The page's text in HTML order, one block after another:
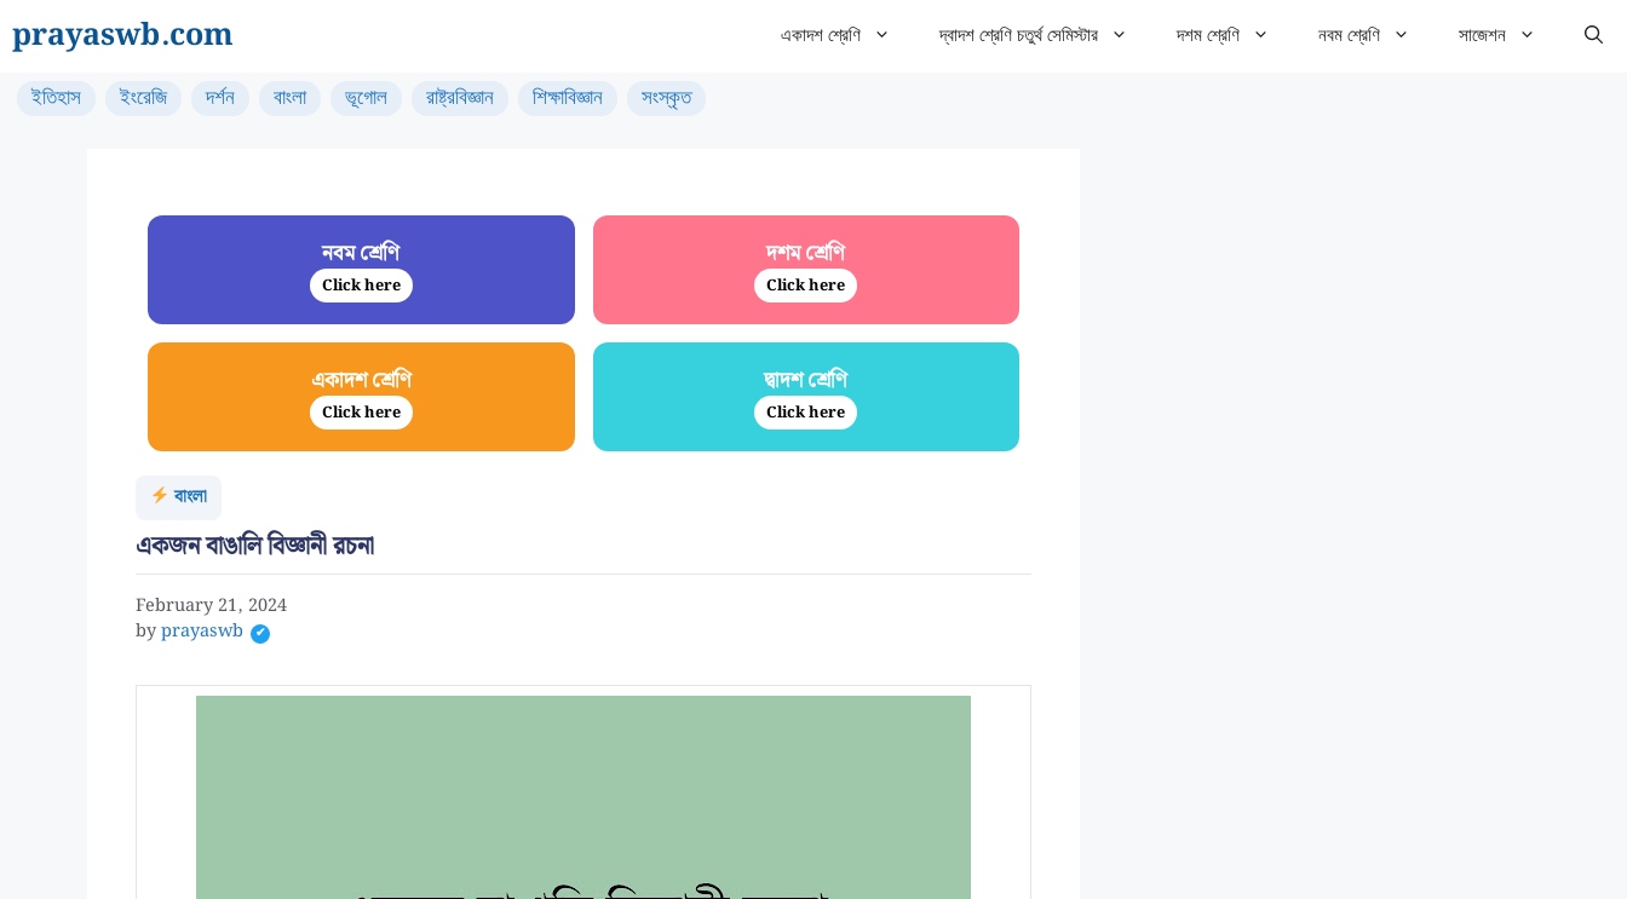
to
content
prayaswb.com একাদশ শ্রেণি দ্বাদশ শ্রেণি চতুর্থ সেমিস্টার দশম শ্রেণি নবম শ্রেণি সাজেশন
ইতিহাস ইংরেজি দর্শন বাংলা ভূগোল রাষ্ট্রবিজ্ঞান শিক্ষাবিজ্ঞান সংস্কৃত
নবম শ্রেণি
Click here
দশম শ্রেণি
Click here
একাদশ শ্রেণি
Click here
দ্বাদশ শ্রেণি
Click here
বাংলা
একজন বাঙালি বিজ্ঞানী রচনা
February 21, 2024
byprayaswb